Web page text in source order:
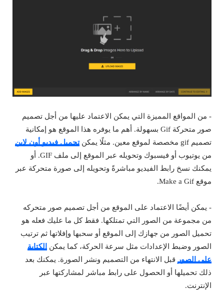
- من المواقع المميزة التي يمكن الاعتماد عليها من أجل تصميم
صور متحركة Gif بسهولة. أهم ما يوفره هذا الموقع هو إمكانية
تصميم gif مخصصة لموقع معين. مثلًا يمكن
تحميل فيديو أون لاين
من يوتيوب أو فيسبوك وتحويله عبر الموقع إلى ملف GIF. أو
يمكنك نسخ رابط الفيديو مباشرةً وتحويله إلى صورة متحركة عبر
موقع Make a Gif.
- يمكن أيضًا الاعتماد على الموقع من أجل تصميم صور متحركه
من مجموعة من الصور التي تمتلكها. فقط كل ما عليك فعله هو
تحميل الصور من جهازك إلى الموقع أو سحبها وإفلاتها ثم ترتيب
الصور وضبط الإعدادات مثل سرعة الحركة، كما يمكن
الكتابة
على الصور قبل الانتهاء من التصميم ونشر الصورة. يمكنك بعد
ذلك تحميلها أو الحصول على رابط مباشر لمشاركتها عبر
الإنترنت.